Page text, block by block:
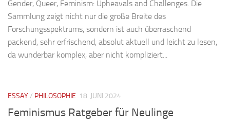
Gender, Queer, Feminism: Upheavals and Challenges. Die
Sammlung zeigt nicht nur die große Breite des
Forschungsspektrums, sondern ist auch überraschend
packend, sehr erfrischend, absolut aktuell und leicht zu lesen,
da wunderbar komplex, aber nicht kompliziert...
ESSAY/ PHILOSOPHIE 18. JUNI 2024
Feminismus Ratgeber für Neulinge